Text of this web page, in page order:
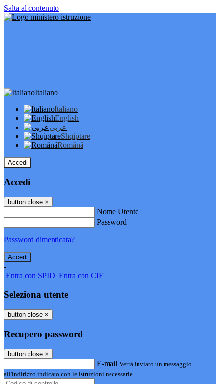
Salta al contenuto
Italiano
Italiano
English
عربى
Shqiptare
Română
Accedi
Accedi
button close ×
Nome Utente
Password
Password dimenticata?
-
Entra con SPID Entra con CIE
Seleziona utente
button close ×
Recupero password
button close ×
E-mail Verrà inviato un messaggio
all'indirizzo indicato con le istruzioni necessarie.